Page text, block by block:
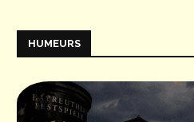
HUMEURS